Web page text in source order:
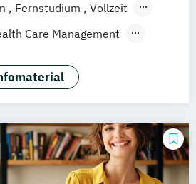
Fernstudium
Vollzeit
Präsenzstudium
Care Management
Administration (MBA)